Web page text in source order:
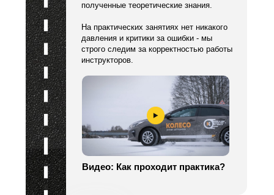
полученные теоретические знания.
На практических занятиях нет никакого
давления и критики за ошибки - мы
строго следим за корректностью работы
инструкторов.
Видео: Как проходит практика?